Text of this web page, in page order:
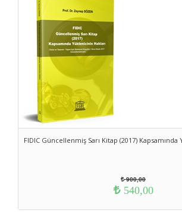
FIDIC Güncellenmiş Sarı Kitap (2017)
900,00
540,00